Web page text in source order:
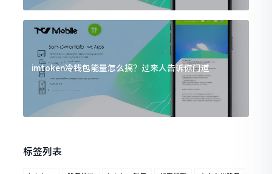
imtoken冷钱包能量怎么搞？过来人告诉你门道
标签列表